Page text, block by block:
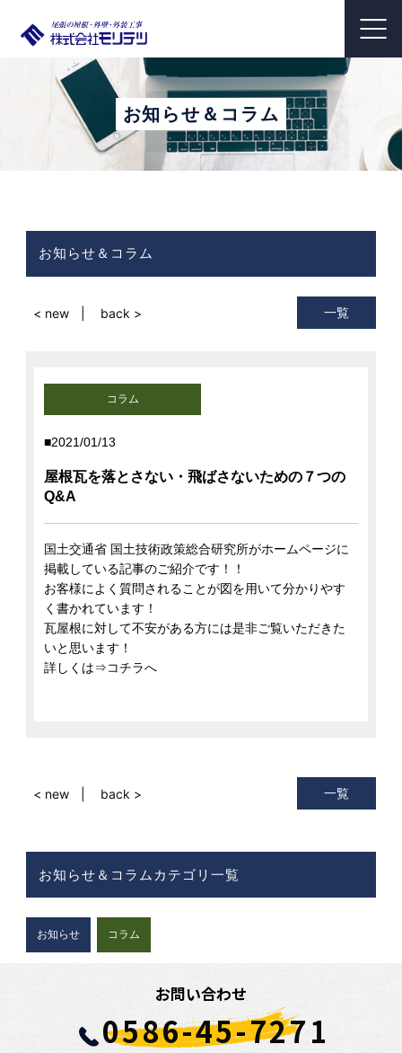
お知らせ＆コラム
お知らせ＆コラム
一覧
< new back >
コラム
2021/01/13
屋根瓦を落とさない・飛ばさないための７つの
Q&A
国土交通省 国土技術政策総合研究所がホームページに
掲載している記事のご紹介です！！
お客様によく質問されることが図を用いて分かりやす
く書かれています！
瓦屋根に対して不安がある方には是非ご覧いただきた
いと思います！
詳しくは⇒コチラへ
一覧
< new back >
お知らせ＆コラムカテゴリ一覧
お知らせ コラム
お問い合わせ
0586-45-7271